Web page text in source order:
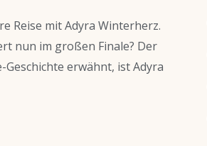
Reise mit Adyra Winterherz.
nun im großen Finale? Der
erwähnt, ist Adyra